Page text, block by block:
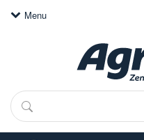
Menu
Hledat